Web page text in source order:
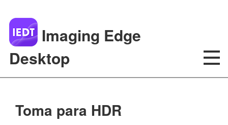
Imaging Edge
Desktop
Toma para HDR